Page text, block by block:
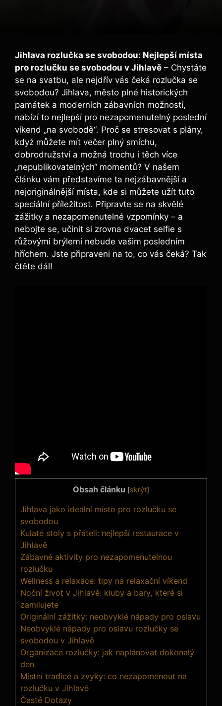
Jihlava rozlučka se svobodou: Nejlepší místa
pro rozlučku se svobodou v Jihlavě – Chystáte
se na svatbu, ale nejdřív vás čeká rozlučka se
svobodou? Jihlava, město plné historických
památek a moderních zábavních možností,
nabízí to nejlepší pro nezapomenutelný poslední
víkend „na svobodě“. Proč se stresovat s plány,
když můžete mít večer plný smíchu,
dobrodružství a možná trochu i těch více
„nepublikovatelných“ momentů? V našem
článku vám představíme ta nejzábavnější a
nejoriginálnější místa, kde si můžete užít tuto
speciální příležitost. Připravte se na skvělé
zážitky a nezapomenutelné vzpomínky – a
nebojte se, učinit si zrovna dvacet selfie s
růžovými brýlemi nebude vašim posledním
hříchem. Jste připraveni na to, co vás čeká? Tak
čtěte dál!
Obsah článku [skrýt]
Jihlava jako ideální místo pro rozlučku se
svobodou
Kulaté stoly s přáteli: nejlepší restaurace v
Jihlavě
Zábavné aktivity pro nezapomenutelnou
rozlučku
Wellness a relaxace: tipy na relaxační víkend
Noční život v Jihlavě: kluby a bary, které si
zamilujete
Originální zážitky: neobvyklé nápady pro oslavu
Neobvyklé nápady pro oslavu rozlučky se
svobodou v Jihlavě
Organizace rozlučky: jak naplánovat dokonalý
den
Místní tradice a zvyky: co nezapomenout na
rozlučku v Jihlavě
Časté Dotazy